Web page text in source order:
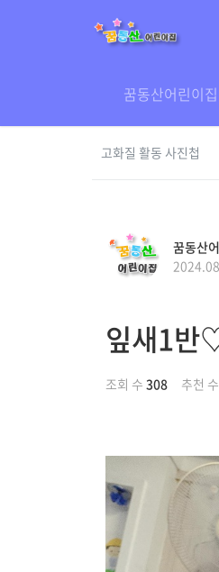
꿈동산어린이집
고화질 활동 사진첩
꿈동산
잎새1반
조회 수 308 추천 수